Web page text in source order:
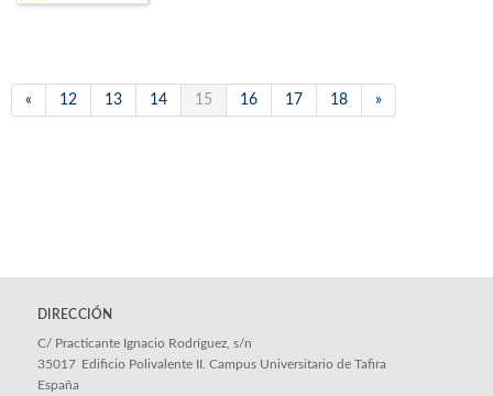
« 12 13 14 15 16 17 18 »
DIRECCIÓN
C/ Practicante Ignacio Rodríguez, s/n
35017 Edificio Polivalente II. Campus Universitario de Tafira
España